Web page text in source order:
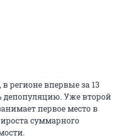
регионе впервые за 13
депопуляцию. Уже второй
первое место в
суммарного